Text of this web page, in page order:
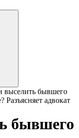
бывшего
Разъясняет адвокат
бывшего